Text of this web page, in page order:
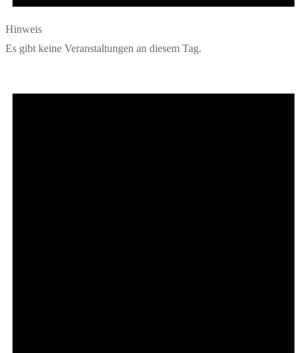
Hinweis
Es gibt keine Veranstaltungen an diesem Tag.